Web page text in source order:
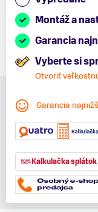
Montáž a
Garancia
Vyberte si
Otvoriť
Garancia
Kalkulačka splátok